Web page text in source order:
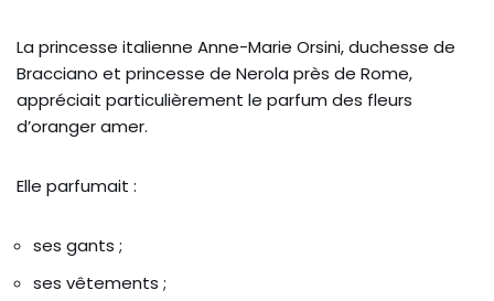
La princesse italienne Anne-Marie Orsini, duchesse de
Bracciano et princesse de Nerola près de Rome,
appréciait particulièrement le parfum des fleurs
d’oranger amer.
Elle parfumait :
ses gants ;
ses vêtements ;